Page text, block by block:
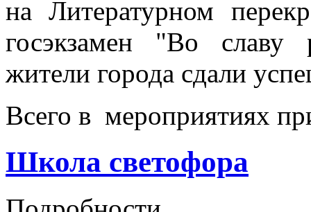
на Литературном
госэкзамен "Во славу
жители города сдали
Всего в мероприятиях
Школа светофора